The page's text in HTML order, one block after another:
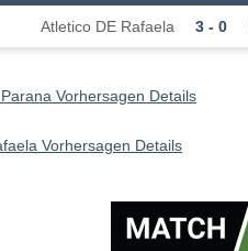
Atletico DE Rafaela 3 - 0
Vorhersagen Details
Vorhersagen Details